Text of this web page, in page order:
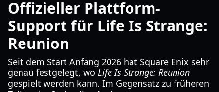
Offizieller Plattform-
Support für Life Is Strange:
Reunion
Seit dem Start Anfang 2026 hat Square Enix sehr
genau festgelegt, wo Life Is Strange: Reunion
gespielt werden kann. Im Gegensatz zu früheren